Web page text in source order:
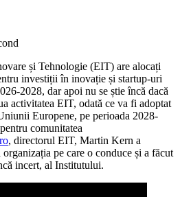
și Tehnologie (EIT) are alocați
investiții în inovație și startup-uri
2028, dar apoi nu se știe încă dacă
activitatea EIT, odată ce va fi adoptat
Europene, pe perioada 2028-
pentru comunitatea
, directorul EIT, Martin Kern a
pe care o conduce și a făcut
incert, al Institutului.